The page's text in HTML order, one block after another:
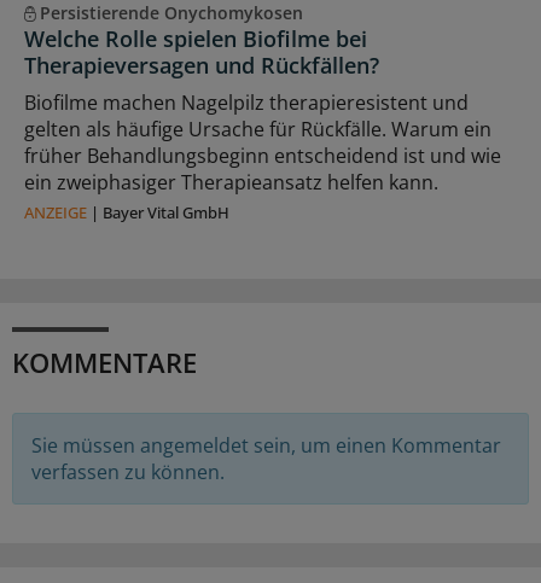
Persistierende Onychomykosen
Welche Rolle spielen Biofilme bei
Therapieversagen und Rückfällen?
Biofilme machen Nagelpilz therapieresistent und
gelten als häufige Ursache für Rückfälle. Warum ein
früher Behandlungsbeginn entscheidend ist und wie
ein zweiphasiger Therapieansatz helfen kann.
ANZEIGE | Bayer Vital GmbH
KOMMENTARE
Sie müssen angemeldet sein, um einen Kommentar
verfassen zu können.